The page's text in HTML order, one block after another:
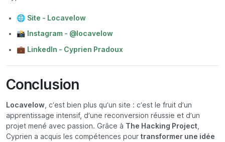
🌐 Site - Locavelow
📸 Instagram - @locavelow
💼 LinkedIn - Cyprien Pradoux
Conclusion
Locavelow , c’est bien plus qu’un site : c’est le fruit d’un
apprentissage intensif, d’une reconversion réussie et d’un
projet mené avec passion. Grâce à The Hacking Project
Cyprien a acquis les compétences pour transformer une idée